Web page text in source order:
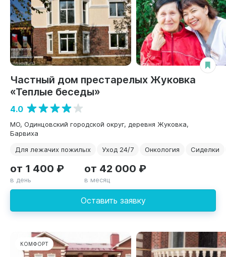
Частный дом престарелых Жуковка
«Теплые беседы»
4.0
МО, Одинцовский городской округ, деревня Жуковка,
Барвиха
Для лежачих пожилых
Уход 24/7 Онкология Сиделки
Оставить заявку
от 1 400 ₽
в день
от 42 000 ₽
в месяц
КОМФОРТ